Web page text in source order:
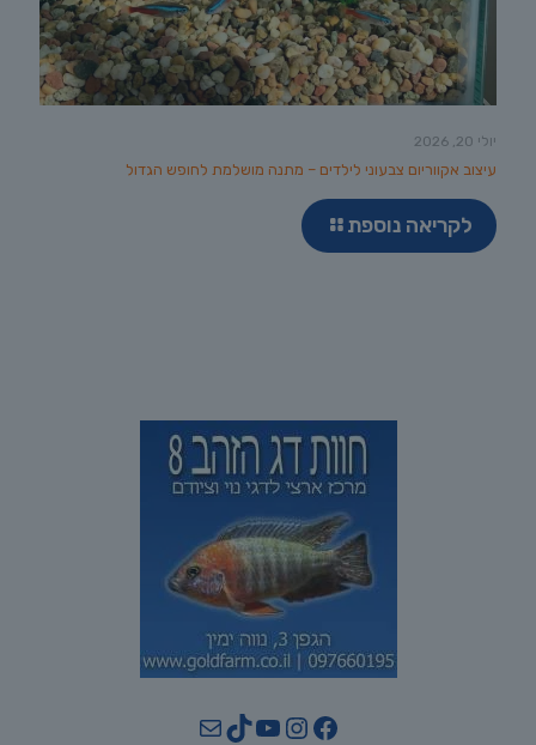
יולי 20, 2026
עיצוב אקווריום צבעוני לילדים – מתנה מושלמת לחופש הגדול
לקריאה נוספת
Facebook
Instagram
YouTube
TikTok
Mail